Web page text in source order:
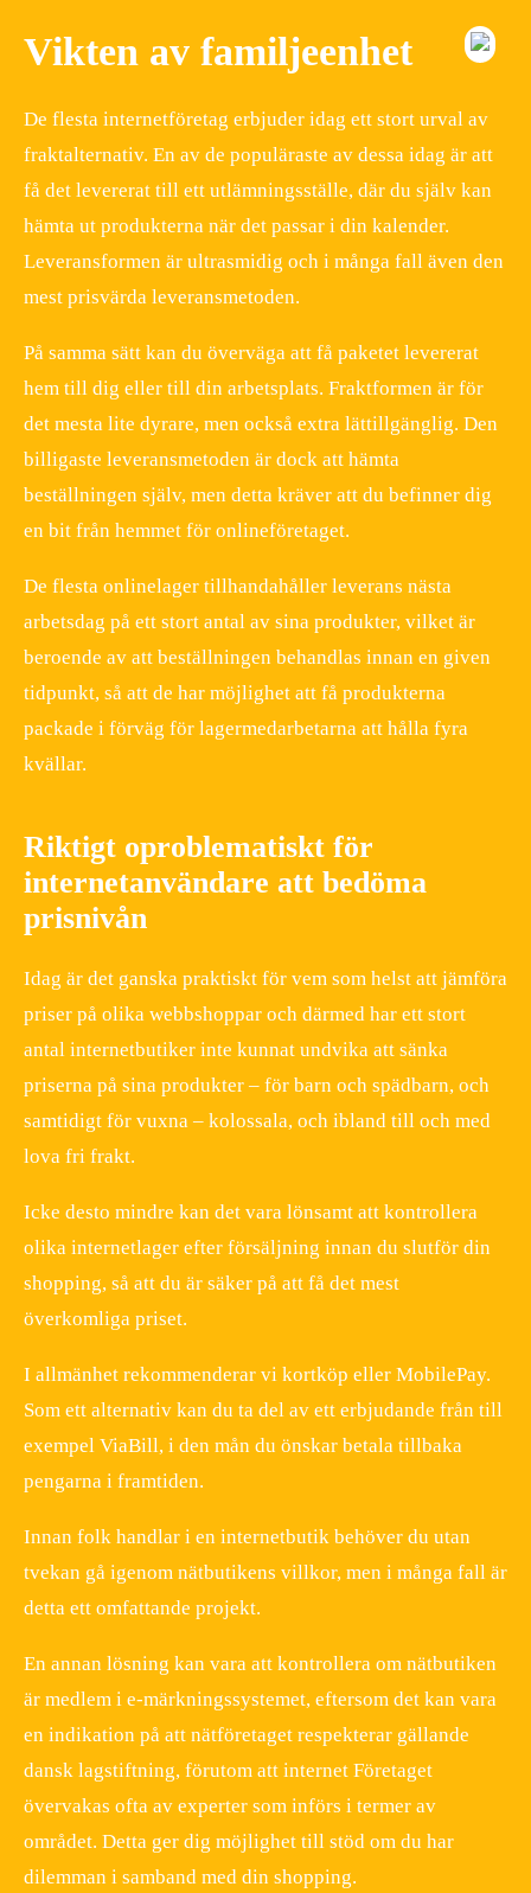
Vikten av familjeenhet
De flesta internetföretag erbjuder idag ett stort urval av
fraktalternativ. En av de populäraste av dessa idag är att
få det levererat till ett utlämningsställe, där du själv kan
hämta ut produkterna när det passar i din kalender.
Leveransformen är ultrasmidig och i många fall även den
mest prisvärda leveransmetoden.
På samma sätt kan du överväga att få paketet levererat
hem till dig eller till din arbetsplats. Fraktformen är för
det mesta lite dyrare, men också extra lättillgänglig. Den
billigaste leveransmetoden är dock att hämta
beställningen själv, men detta kräver att du befinner dig
en bit från hemmet för onlineföretaget.
De flesta onlinelager tillhandahåller leverans nästa
arbetsdag på ett stort antal av sina produkter, vilket är
beroende av att beställningen behandlas innan en given
tidpunkt, så att de har möjlighet att få produkterna
packade i förväg för lagermedarbetarna att hålla fyra
kvällar.
Riktigt oproblematiskt för
internetanvändare att bedöma
prisnivån
Idag är det ganska praktiskt för vem som helst att jämföra
priser på olika webbshoppar och därmed har ett stort
antal internetbutiker inte kunnat undvika att sänka
priserna på sina produkter – för barn och spädbarn, och
samtidigt för vuxna – kolossala, och ibland till och med
lova fri frakt.
Icke desto mindre kan det vara lönsamt att kontrollera
olika internetlager efter försäljning innan du slutför din
shopping, så att du är säker på att få det mest
överkomliga priset.
I allmänhet rekommenderar vi kortköp eller MobilePay.
Som ett alternativ kan du ta del av ett erbjudande från till
exempel ViaBill, i den mån du önskar betala tillbaka
pengarna i framtiden.
Innan folk handlar i en internetbutik behöver du utan
tvekan gå igenom nätbutikens villkor, men i många fall är
detta ett omfattande projekt.
En annan lösning kan vara att kontrollera om nätbutiken
är medlem i e-märkningssystemet, eftersom det kan vara
en indikation på att nätföretaget respekterar gällande
dansk lagstiftning, förutom att internet Företaget
övervakas ofta av experter som införs i termer av
området. Detta ger dig möjlighet till stöd om du har
dilemman i samband med din shopping.